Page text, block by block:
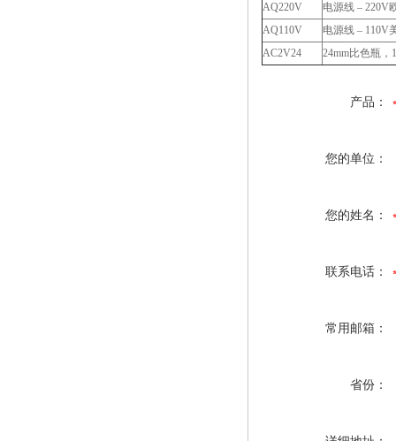
AQ220V
电源线 – 220V
AQ110V
电源线 – 110V
AC2V24
24mm比色瓶，
产品：
您的单位：
您的姓名：
联系电话：
常用邮箱：
省份：